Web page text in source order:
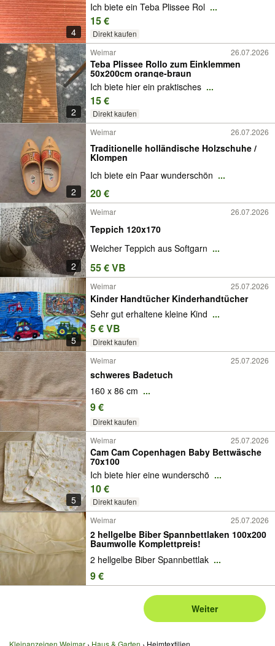
4
Ich biete ein Teba Plissee Rol ...
15 €
Direkt kaufen
2
Weimar 26.07.2026
Teba Plissee Rollo zum Einklemmen
50x200cm orange-braun
Ich biete hier ein praktisches ...
15 €
Direkt kaufen
2
Weimar 26.07.2026
Traditionelle holländische Holzschuhe /
Klompen
Ich biete ein Paar wunderschön ...
20 €
2
Weimar 26.07.2026
Teppich 120x170
Weicher Teppich aus Softgarn ...
55 € VB
5
Weimar 25.07.2026
Kinder Handtücher Kinderhandtücher
Sehr gut erhaltene kleine Kind ...
5 € VB
Direkt kaufen
Weimar
25.07.2026
schweres Badetuch
160 x 86 cm ...
9 €
Direkt kaufen
5
Weimar 25.07.2026
Cam Cam Copenhagen Baby Bettwäsche
70x100
Ich biete hier eine wunderschö ...
10 €
Direkt kaufen
Weimar
25.07.2026
2 hellgelbe Biber Spannbettlaken 100x200
Baumwolle Komplettpreis!
2 hellgelbe Biber Spannbettlak ...
9 €
Weiter
Kleinanzeigen Weimar Haus & Garten Heimtextilien